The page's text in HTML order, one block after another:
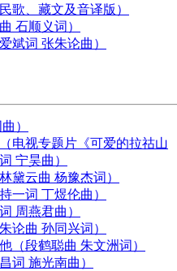
歌、藏文及音译版）
石顺义词）
斌词 张朱论曲）
）
电视专题片《可爱的拉祜山
宁昊曲）
黛云曲 杨豫杰词）
一词 丁煜伦曲）
周燕君曲）
论曲 孙同兴词）
（段鹤聪曲 朱文洲词）
词 施光南曲）